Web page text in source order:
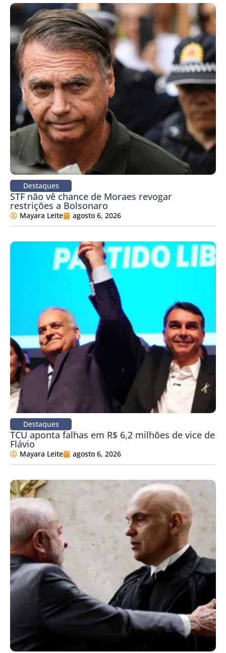
Destaques
STF não vê chance de Moraes revogar
restrições a Bolsonaro
Mayara Leite agosto 6, 2026
Destaques
TCU aponta falhas em R$ 6,2 milhões de vice de
Flávio
Mayara Leite agosto 6, 2026